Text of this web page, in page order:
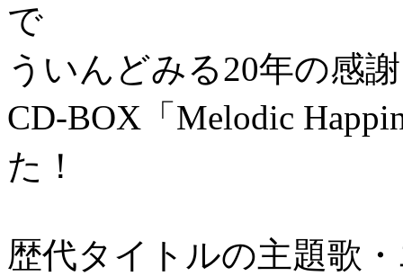
で
ういんどみる20年の感
CD-BOX「Melodic
た！
歴代タイトルの主題歌